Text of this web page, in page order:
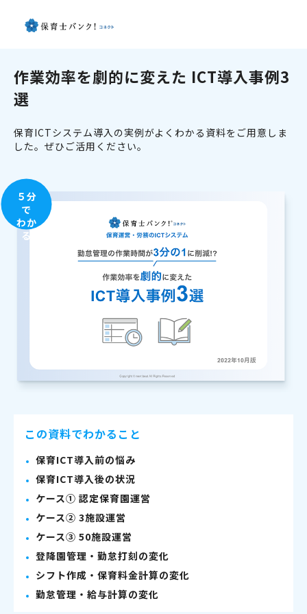
作業効率を劇的に変えた ICT導入事例3
選
保育ICTシステム導入の実例がよくわかる資料をご用意しま
した。ぜひご活用ください。
５分
で
わか
る
この資料でわかること
保育ICT導入前の悩み
保育ICT導入後の状況
ケース① 認定保育園運営
ケース② 3施設運営
ケース③ 50施設運営
登降園管理・勤怠打刻の変化
シフト作成・保育料金計算の変化
勤怠管理・給与計算の変化